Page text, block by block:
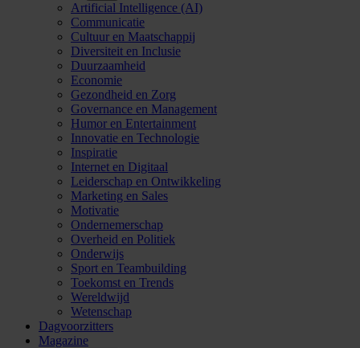
Artificial Intelligence (AI)
Communicatie
Cultuur en Maatschappij
Diversiteit en Inclusie
Duurzaamheid
Economie
Gezondheid en Zorg
Governance en Management
Humor en Entertainment
Innovatie en Technologie
Inspiratie
Internet en Digitaal
Leiderschap en Ontwikkeling
Marketing en Sales
Motivatie
Ondernemerschap
Overheid en Politiek
Onderwijs
Sport en Teambuilding
Toekomst en Trends
Wereldwijd
Wetenschap
Dagvoorzitters
Magazine